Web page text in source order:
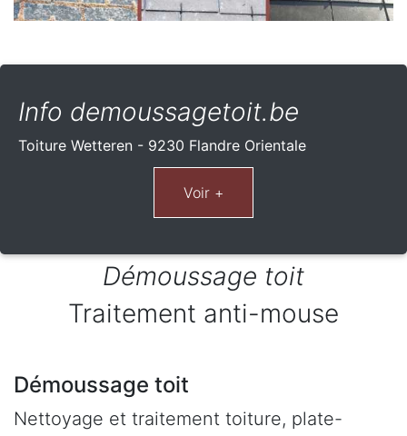
Info demoussagetoit.be
Toiture Wetteren - 9230 Flandre Orientale
Démoussage toit
Traitement anti-mouse
Démoussage toit
Nettoyage et traitement toiture, plate-